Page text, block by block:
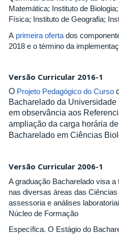
Matemática; Instituto de
Física; Instituto de Geografia;
A primeira oferta dos
2018 e o término da
Versão Curricular 2016-1
O Projeto Pedagógico do Curso
Bacharelado da
em observância aos
ampliação da carga horária
Bacharelado em Ciências
Versão Curricular 2006-1
A graduação Bacharelado visa
nas diversas áreas das
assessoria e análises
Núcleo de Formação
Específica. O Estágio do